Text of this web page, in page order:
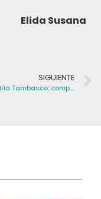
SIGUIENTE
Edila Analía Tambasco: compromiso en territorio y trabajo legislativo